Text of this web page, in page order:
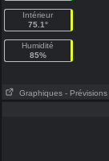
Intérieur
75.1°
Humidité
85%
Graphiques - Prévisions